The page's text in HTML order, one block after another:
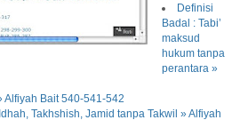
Definisi
Badal : Tabi’
maksud
hukum tanpa
perantara »
Alfiyah Bait 540-541-542
Takhshish, Jamid tanpa Takwil » Alfiyah